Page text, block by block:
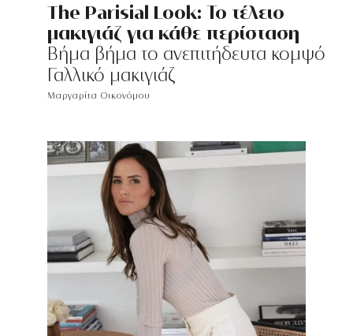
The Parisial Look: Το τέλειο
μακιγιάζ για κάθε περίσταση
Βήμα βήμα το ανεπιτήδευτα κομψό
Γαλλικό μακιγιάζ
Μαργαρίτα Οικονόμου